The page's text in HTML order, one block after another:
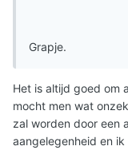
Grapje.
Het is altijd goed om
mocht men wat
zal worden door een
aangelegenheid en